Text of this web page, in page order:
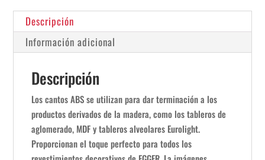
cantidad
Descripción
Información adicional
Descripción
Los cantos ABS se utilizan para dar terminación a los
productos derivados de la madera, como los tableros de
aglomerado, MDF y tableros alveolares Eurolight.
Proporcionan el toque perfecto para todos los